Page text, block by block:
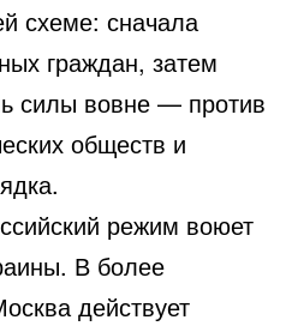
схеме: сначала
граждан, затем
силы вовне — против
обществ и
режим воюет
В более
действует